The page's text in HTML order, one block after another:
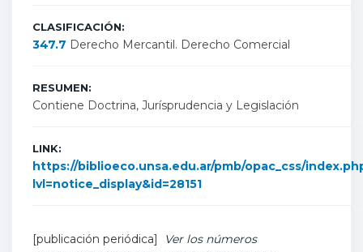
CLASIFICACIÓN:
347.7 Derecho Mercantil. Derecho Comercial
RESUMEN:
Contiene Doctrina, Jurísprudencia y Legislación
LINK:
https://biblioeco.unsa.edu.ar/pmb/opac_css/
lvl=notice_display&id=28151
[publicación periódica]
Ver los números